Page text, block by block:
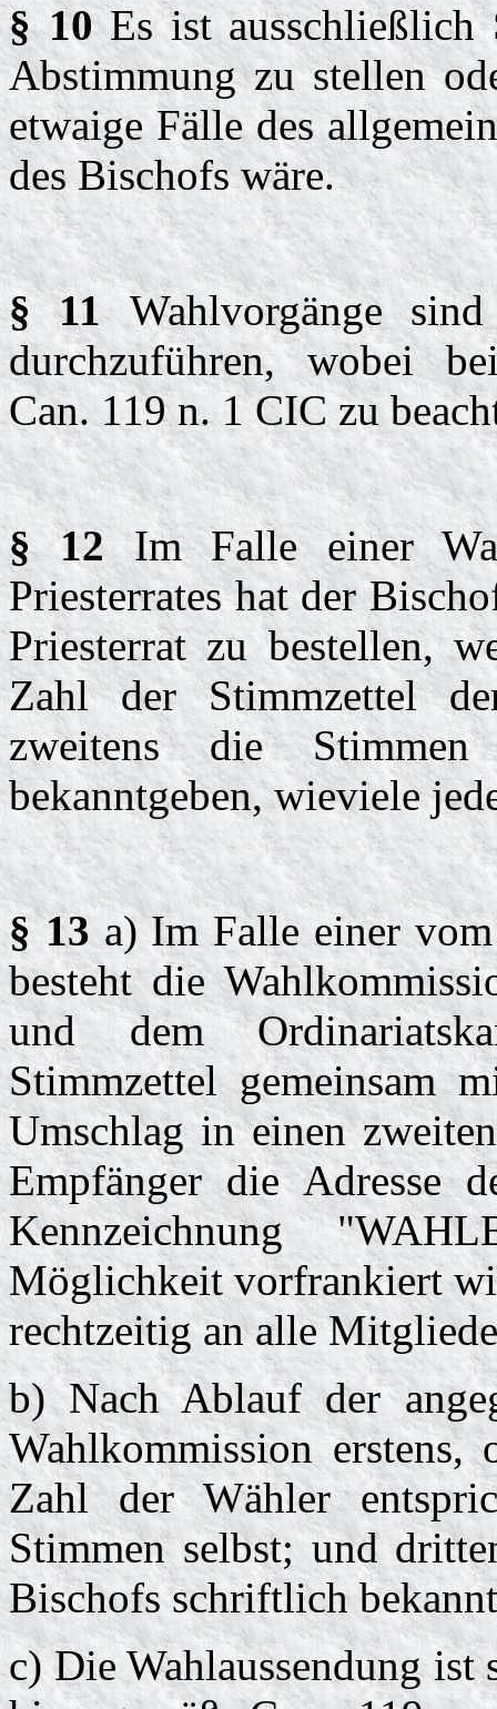
§ 10Es ist ausschließlich
Abstimmung zu stellen
etwaige Fälle des
des Bischofs wäre.
§ 11Wahlvorgänge
durchzuführen, wobei
Can. 119 n. 1 CIC zu
§ 12Im Falle einer
Priesterrates hat der
Priesterrat zu bestellen,
Zahl der Stimmzettel
zweitens die
bekanntgeben, wieviele
§ 13a) Im Falle einer
besteht die
und dem
Stimmzettel gemeinsam
Umschlag in einen
Empfänger die Adresse
Kennzeichnung
Möglichkeit vorfrankiert
rechtzeitig an alle
b) Nach Ablauf der
Wahlkommission
Zahl der Wähler
Stimmen selbst; und
Bischofs schriftlich
c) Die Wahlaussendung ist